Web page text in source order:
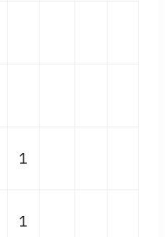
1
1